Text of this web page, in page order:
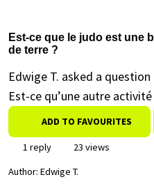
Est-ce que le judo est une
de terre ?
Edwige T. asked a
Est-ce qu’une autre
ADD TO FAVOURITES
1 reply
23 views
Author: Edwige T.